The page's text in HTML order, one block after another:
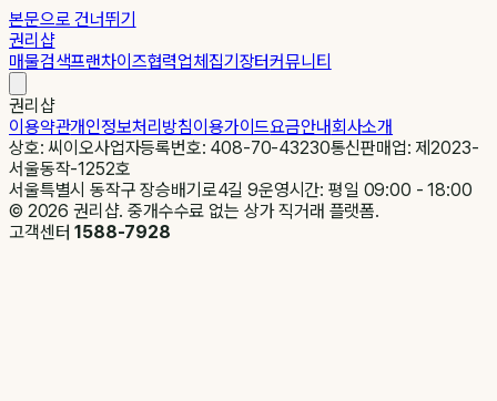
본문으로 건너뛰기
권리샵
매물검색프랜차이즈협력업체집기장터커뮤니티
권리샵
이용약관개인정보처리방침이용가이드요금안내회사소개
상호: 씨이오사업자등록번호: 408-70-43230통신판매업: 제2023-
서울동작-1252호
서울특별시 동작구 장승배기로4길 9운영시간: 평일 09:00 - 18:00
© 2026 권리샵. 중개수수료 없는 상가 직거래 플랫폼.
고객센터1588-7928